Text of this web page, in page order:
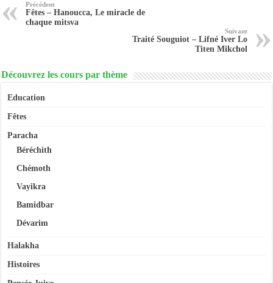
Précédent
Fêtes – Hanoucca, Le miracle de
chaque mitsva
Suivant
Traité Souguiot – Lifné Iver Lo
Titen Mikchol
Découvrez les cours par thème
Education
Fêtes
Paracha
Béréchith
Chémoth
Vayikra
Bamidbar
Dévarim
Halakha
Histoires